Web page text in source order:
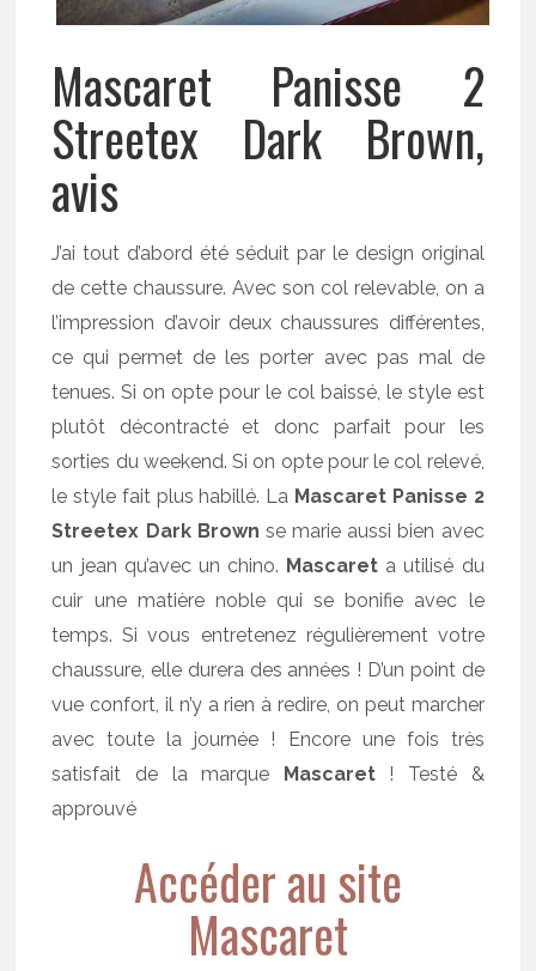
Mascaret Panisse 2
Streetex Dark Brown,
avis
J’ai tout d’abord été séduit par le design original
de cette chaussure. Avec son col relevable, on a
l’impression d’avoir deux chaussures différentes,
ce qui permet de les porter avec pas mal de
tenues. Si on opte pour le col baissé, le style est
plutôt décontracté et donc parfait pour les
sorties du weekend. Si on opte pour le col relevé,
le style fait plus habillé. La Mascaret Panisse 2
Streetex Dark Brown se marie aussi bien avec
un jean qu’avec un chino. Mascaret a utilisé du
cuir une matière noble qui se bonifie avec le
temps. Si vous entretenez régulièrement votre
chaussure, elle durera des années ! D’un point de
vue confort, il n’y a rien à redire, on peut marcher
avec toute la journée ! Encore une fois très
satisfait de la marque Mascaret! Testé &
approuvé
Accéder au site
Mascaret